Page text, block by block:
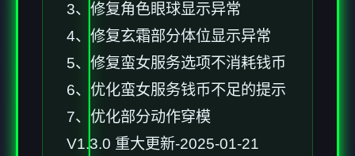
3、修复角色眼球显示异常
4、修复玄霜部分体位显示异常
5、修复蛮女服务选项不消耗钱币
6、优化蛮女服务钱币不足的提示
7、优化部分动作穿模
V1.3.0 重大更新-2025-01-21